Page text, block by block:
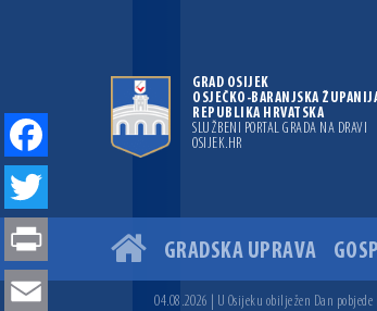
GRAD OSIJEK
OSJEČKO-BARANJSKA
REPUBLIKA HRVATSKA
SLUŽBENI PORTAL GRADA NA DRAVI
OSIJEK.HR
GRADSKA UPRAVA
04.08.2026 | U Osijeku obilježen Dan
Facebook
Twitter
Print